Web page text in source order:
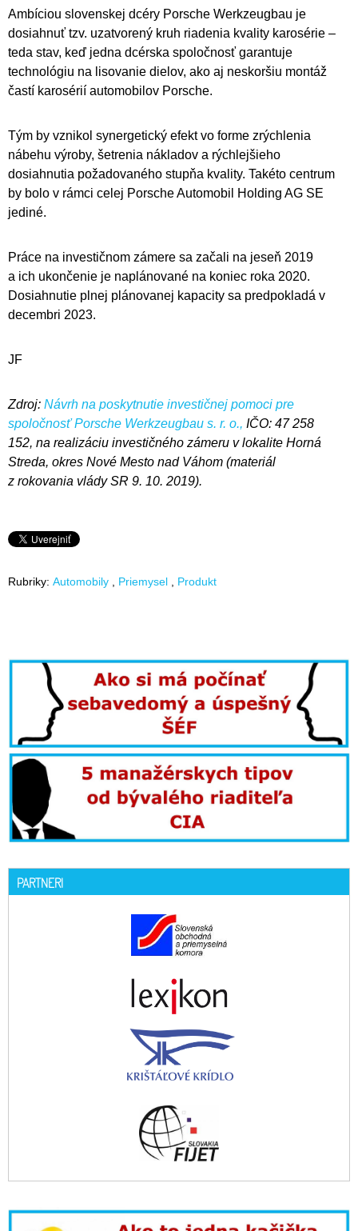
Ambíciou slovenskej dcéry Porsche Werkzeugbau je
dosiahnuť tzv. uzatvorený kruh riadenia kvality karosérie –
teda stav, keď jedna dcérska spoločnosť garantuje
technológiu na lisovanie dielov, ako aj neskoršiu montáž
častí karosérií automobilov Porsche.
Tým by vznikol synergetický efekt vo forme zrýchlenia
nábehu výroby, šetrenia nákladov a rýchlejšieho
dosiahnutia požadovaného stupňa kvality. Takéto centrum
by bolo v rámci celej Porsche Automobil Holding AG SE
jediné.
Práce na investičnom zámere sa začali na jeseň 2019
a ich ukončenie je naplánované na koniec roka 2020.
Dosiahnutie plnej plánovanej kapacity sa predpokladá v
decembri 2023.
JF
Zdroj: Návrh na poskytnutie investičnej pomoci pre
spoločnosť Porsche Werkzeugbau s. r. o., IČO: 47 258
152, na realizáciu investičného zámeru v lokalite Horná
Streda, okres Nové Mesto nad Váhom (materiál
z rokovania vlády SR 9. 10. 2019).
Rubriky: Automobily Priemysel Produkt
PARTNERI